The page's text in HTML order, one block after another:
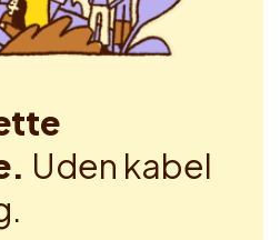
Uden kabel